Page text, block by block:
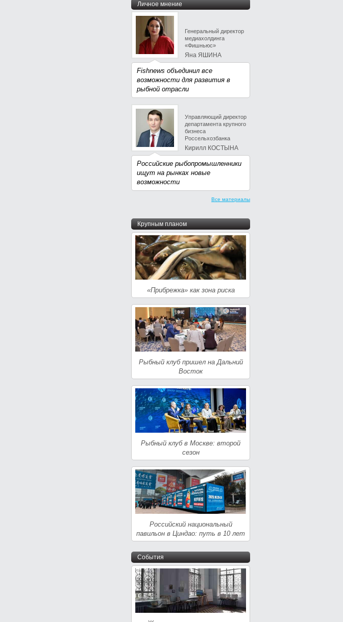
Личное мнение
Генеральный директор
медиахолдинга
«Фишньюс»
Яна ЯШИНА
Fishnews объединил все
возможности для развития в
рыбной отрасли
Управляющий директор
департамента крупного
бизнеса
Россельхозбанка
Кирилл КОСТЫНА
Российские рыбопромышленники
ищут на рынках новые
возможности
Все материалы
Крупным планом
«Прибрежка» как зона риска
Рыбный клуб пришел на Дальний
Восток
Рыбный клуб в Москве: второй
сезон
Российский национальный
павильон в Циндао: путь в 10 лет
События